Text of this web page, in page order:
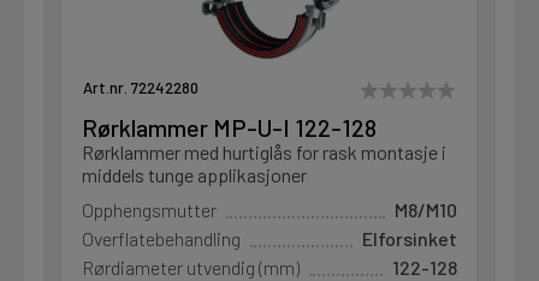
Art.nr. 72242280
Rørklammer MP-U-I 122-128
Rørklammer med hurtiglås for rask montasje i
middels tunge applikasjoner
Opphengsmutter
M8/M10
Overflatebehandling
Elforsinket
Rørdiameter utvendig (mm)
122-128